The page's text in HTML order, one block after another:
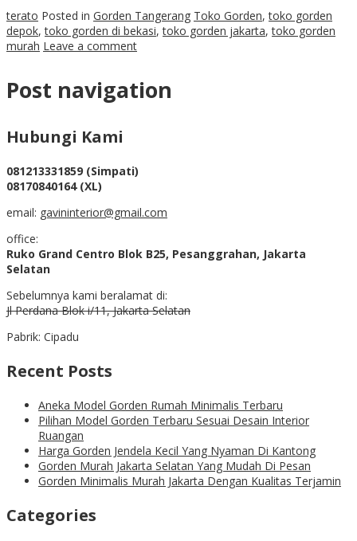
terato Posted in Gorden Tangerang Toko Gorden,toko gorden
depok,toko gorden di bekasi,toko gorden jakarta,toko gorden
murah Leave a comment
Post navigation
Hubungi Kami
081213331859 (Simpati)
08170840164 (XL)
email: gavininterior@gmail.com
office:
Ruko Grand Centro Blok B25, Pesanggrahan, Jakarta
Selatan
Sebelumnya kami beralamat di:
Jl Perdana Blok i/11, Jakarta Selatan
Pabrik: Cipadu
Recent Posts
Aneka Model Gorden Rumah Minimalis Terbaru
Pilihan Model Gorden Terbaru Sesuai Desain Interior
Ruangan
Harga Gorden Jendela Kecil Yang Nyaman Di Kantong
Gorden Murah Jakarta Selatan Yang Mudah Di Pesan
Gorden Minimalis Murah Jakarta Dengan Kualitas Terjamin
Categories